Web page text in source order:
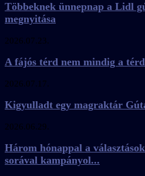
Többeknek ünnepnap a Lidl
megnyitása
2026.07.23.
A fájós térd nem mindig a
2026.07.17.
Kigyulladt egy magraktár
2026.06.29.
Három hónappal a
sorával kampányol...